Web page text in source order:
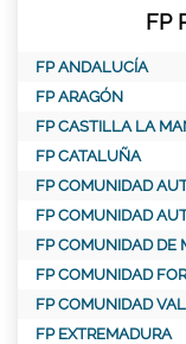
FP
FP ANDALUCÍA
FP ARAGÓN
FP CASTILLA LA
FP CATALUÑA
FP COMUNIDAD
FP COMUNIDAD
FP COMUNIDAD DE
FP COMUNIDAD
FP COMUNIDAD
FP EXTREMADURA